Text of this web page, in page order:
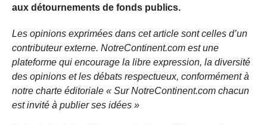
aux détournements de fonds publics.
Les opinions exprimées dans cet article sont celles d’un
contributeur externe. NotreContinent.com est une
plateforme qui encourage la libre expression, la diversité
des opinions et les débats respectueux, conformément à
notre charte éditoriale « Sur NotreContinent.com chacun
est invité à publier ses idées »